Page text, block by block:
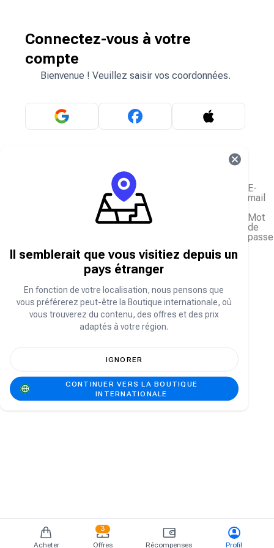
Acheter
3
Offres
Récompenses Profil
Connectez-vous à votre
compte
Bienvenue ! Veuillez saisir vos coordonnées.
E-
mail
Mot
de
passe
Se connecter
Il semblerait que vous visitiez depuis un
pays étranger
En fonction de votre localisation, nous pensons que
vous préférerez peut-être la Boutique internationale, où
vous trouverez du contenu, des offres et des prix
adaptés à votre région.
IGNORER
CONTINUER VERS LA BOUTIQUE
INTERNATIONALE